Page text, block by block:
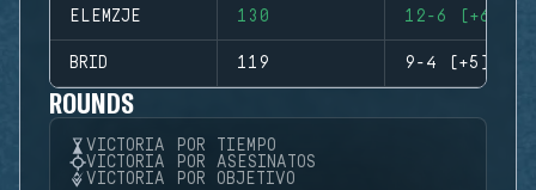
ELEMZJE 130 12-6 (+6)
BRID 119 9-4 (+5)
ROUNDS
VICTORIA POR TIEMPO
VICTORIA POR ASESINATOS
VICTORIA POR OBJETIVO